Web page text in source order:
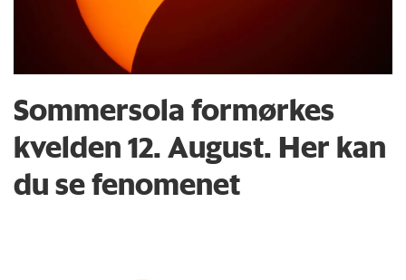
Sommersola formørkes
kvelden 12. August. Her kan
du se fenomenet